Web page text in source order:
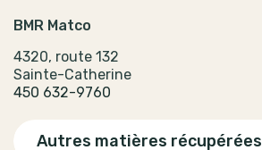
BMR Matco
4320, route 132
Sainte-Catherine
450 632-9760
Autres matières récupérées